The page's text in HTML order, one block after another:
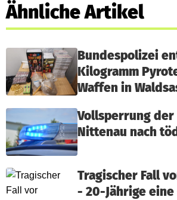
Ähnliche Artikel
Bundespolizei
Kilogramm
Waffen in
Vollsperrung der
Nittenau nach
Tragischer Fall
- 20-Jährige